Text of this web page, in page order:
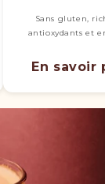
Sans gluten,
antioxydants et
En savoir